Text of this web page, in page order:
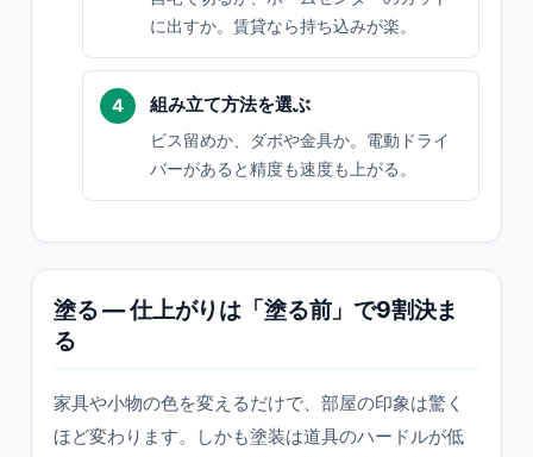
に出すか。賃貸なら持ち込みが楽。
組み立て方法を選ぶ
ビス留めか、ダボや金具か。電動ドライ
バーがあると精度も速度も上がる。
塗る — 仕上がりは「塗る前」で9割決ま
る
家具や小物の色を変えるだけで、部屋の印象は驚く
ほど変わります。しかも塗装は道具のハードルが低